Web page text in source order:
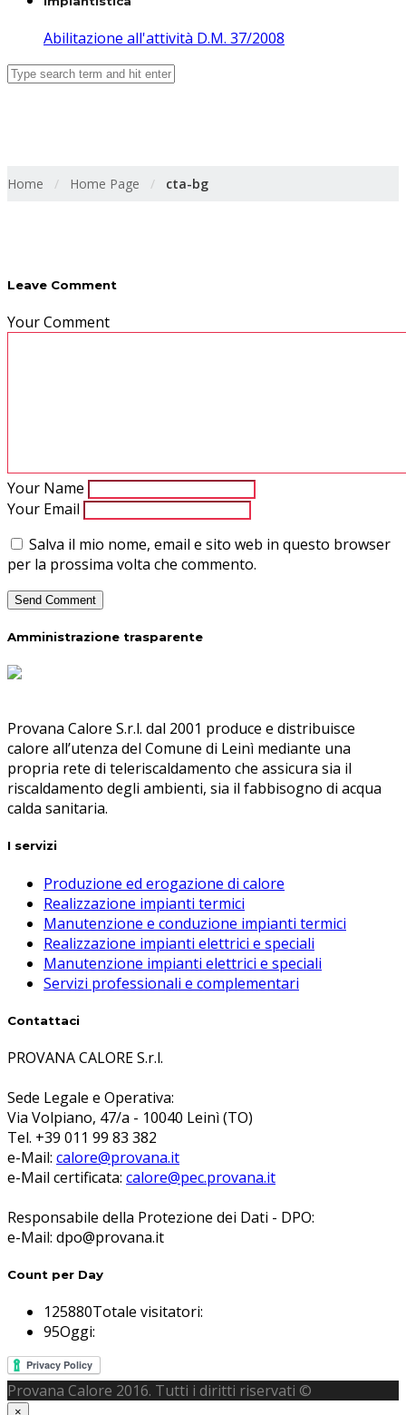
Abilitazione all'attività D.M. 37/2008
Home / Home Page / cta-bg
Leave Comment
Your Comment
Your Name
Your Email
Salva il mio nome, email e sito web in questo browser
per la prossima volta che commento.
Amministrazione trasparente
Provana Calore S.r.l. dal 2001 produce e distribuisce
calore all’utenza del Comune di Leinì mediante una
propria rete di teleriscaldamento che assicura sia il
riscaldamento degli ambienti, sia il fabbisogno di acqua
calda sanitaria.
I servizi
Produzione ed erogazione di calore
Realizzazione impianti termici
Manutenzione e conduzione impianti termici
Realizzazione impianti elettrici e speciali
Manutenzione impianti elettrici e speciali
Servizi professionali e complementari
Contattaci
PROVANA CALORE S.r.l.
Sede Legale e Operativa:
Via Volpiano, 47/a - 10040 Leinì (TO)
Tel. +39 011 99 83 382
e-Mail: calore@provana.it
e-Mail certificata: calore@pec.provana.it
Responsabile della Protezione dei Dati - DPO:
e-Mail: dpo@provana.it
Count per Day
125880Totale visitatori:
95Oggi:
Provana Calore 2016. Tutti i diritti riservati ©
×